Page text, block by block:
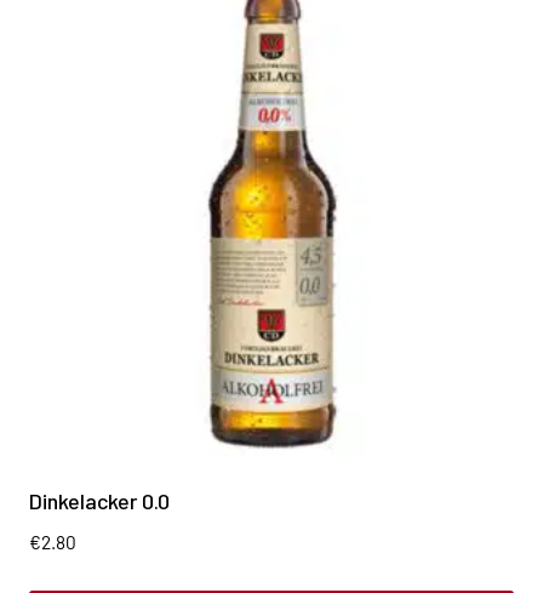
Dinkelacker 0.0
€2.80